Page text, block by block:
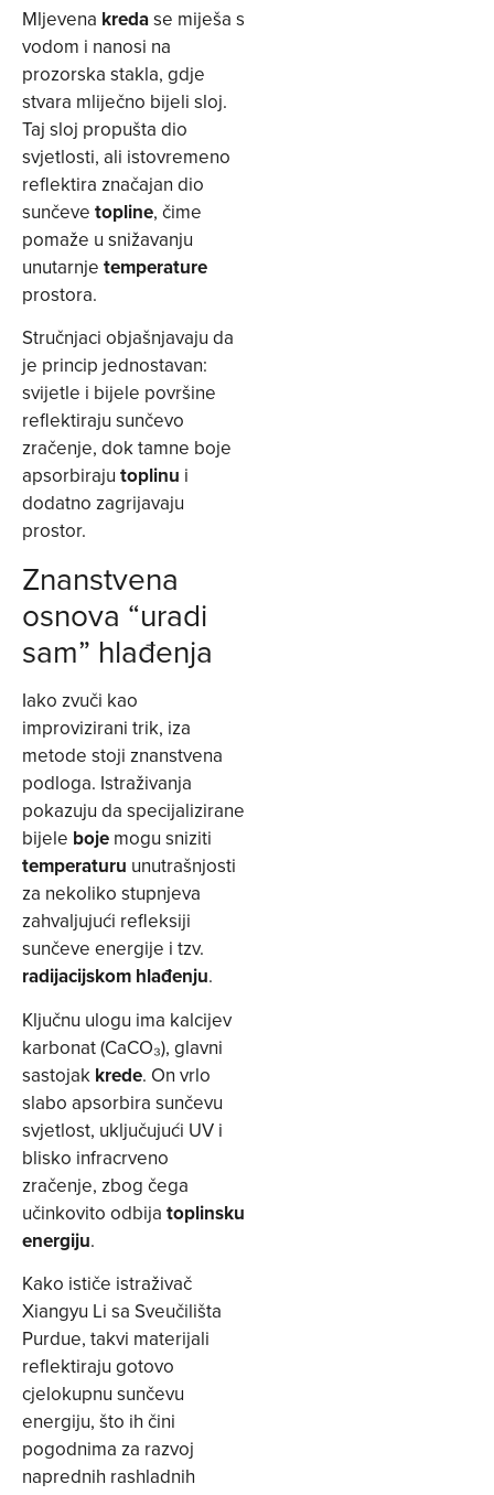
Mljevena kredase miješa s
vodom i nanosi na
prozorska stakla, gdje
stvara mliječno bijeli sloj.
Taj sloj propušta dio
svjetlosti, ali istovremeno
reflektira značajan dio
sunčeve topline, čime
pomaže u snižavanju
unutarnje temperature
prostora.
Stručnjaci objašnjavaju da
je princip jednostavan:
svijetle i bijele površine
reflektiraju sunčevo
zračenje, dok tamne boje
apsorbiraju toplinu i
dodatno zagrijavaju
prostor.
Znanstvena
osnova “uradi
sam” hlađenja
Iako zvuči kao
improvizirani trik, iza
metode stoji znanstvena
podloga. Istraživanja
pokazuju da specijalizirane
bijele boje mogu sniziti
temperaturu unutrašnjosti
za nekoliko stupnjeva
zahvaljujući refleksiji
sunčeve energije i tzv.
radijacijskom hlađenju.
Ključnu ulogu ima kalcijev
karbonat (CaCO₃), glavni
sastojak krede. On vrlo
slabo apsorbira sunčevu
svjetlost, uključujući UV i
blisko infracrveno
zračenje, zbog čega
učinkovito odbija toplinsku
energiju.
Kako ističe istraživač
Xiangyu Li sa Sveučilišta
Purdue, takvi materijali
reflektiraju gotovo
cjelokupnu sunčevu
energiju, što ih čini
pogodnima za razvoj
naprednih rashladnih